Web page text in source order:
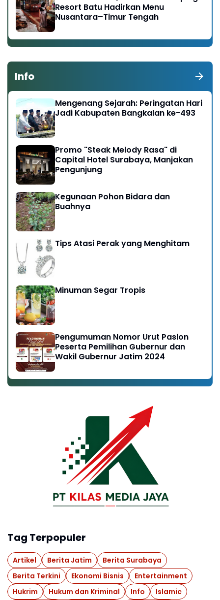
Resort Batu Hadirkan Menu
Nusantara–Timur Tengah
Info
Mengenang Sejarah: Peringatan Hari
Jadi Kabupaten Bangkalan ke-493
Promo "Steak Melody Rasa" di
Capital Hotel Surabaya, Manjakan
Pengunjung
Kegunaan Pohon Bidara dan
Buahnya
Tips Atasi Perak yang Menghitam
Minuman Segar Tropis
Pengumuman Nomor Urut Paslon
Peserta Pemilihan Gubernur dan
Wakil Gubernur Jatim 2024
Tag Terpopuler
Artikel Berita Jatim
Berita Surabaya
Berita Terkini
Ekonomi Bisnis
Entertainment
Hukrim
Hukum dan Kriminal Info
Islamic